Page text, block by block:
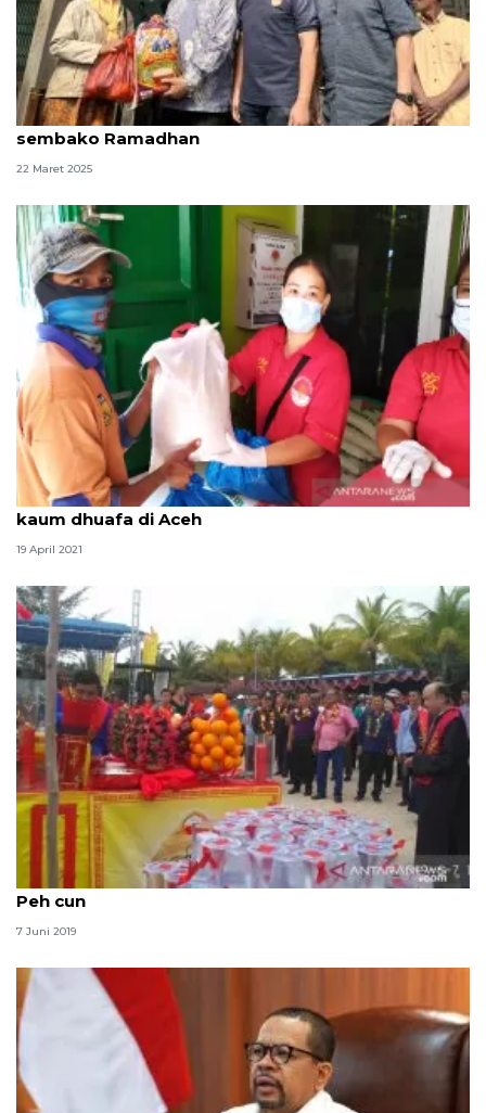
Masyarakat Tionghoa di Aceh salurkan 2.170 paket
sembako Ramadhan
22 Maret 2025
Etnis Tionghoa bantu paket Ramadhan untuk 2.140
kaum dhuafa di Aceh
19 April 2021
Wabup Bangka apresiasi etnis Tionghoa rayakan
Peh cun
7 Juni 2019